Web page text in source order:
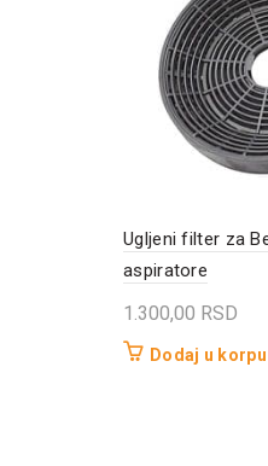
Ugljeni filter za
aspiratore
1.300,00 RSD
Dodaj u korpu